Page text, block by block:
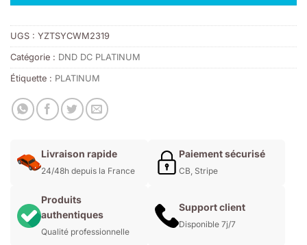
UGS : YZTSYCWM2319
Catégorie : DND DC PLATINUM
Étiquette : PLATINUM
Livraison rapide
24/48h depuis la France
Paiement sécurisé
CB, Stripe
Produits
authentiques
Qualité professionnelle
Support client
Disponible 7j/7